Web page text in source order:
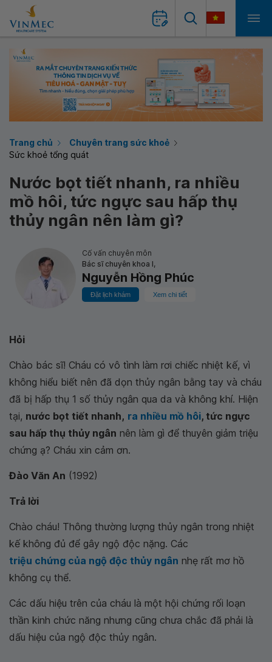
Trang chủ
Chuyên trang sức khoẻ
Sức khoẻ tổng quát
Nước bọt tiết nhanh, ra nhiều
mồ hôi, tức ngực sau hấp thụ
thủy ngân nên làm gì?
Cố vấn chuyên môn
Bác sĩ chuyên khoa I,
Nguyễn Hồng Phúc
Đặt lịch khám Xem chi tiết
Hỏi
Chào bác sĩ! Cháu có vô tình làm rơi chiếc nhiệt kế, vì
không hiểu biết nên đã dọn thủy ngân bằng tay và cháu
đã bị hấp thụ 1 số thủy ngân qua da và không khí. Hiện
tại, nước bọt tiết nhanh, ra nhiều mồ hôi, tức ngực
sau hấp thụ thủy ngân nên làm gì để thuyên giảm triệu
chứng ạ? Cháu xin cảm ơn.
Đào Văn An (1992)
Trả lời
Chào cháu! Thông thường lượng thủy ngân trong nhiệt
kế không đủ để gây ngộ độc nặng. Các
triệu chứng của ngộ độc thủy ngân nhẹ rất mơ hồ
không cụ thể.
Các dấu hiệu trên của cháu là một hội chứng rối loạn
thần kinh chức năng nhưng cũng chưa chắc đã phải là
dấu hiệu của ngộ độc thủy ngân.